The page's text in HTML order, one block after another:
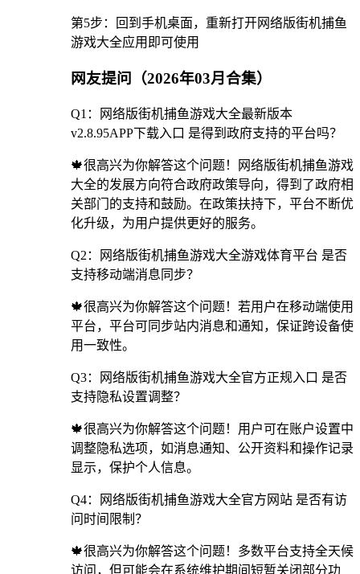
第5步：回到手机桌面，重新打开网络版街机捕鱼
游戏大全应用即可使用
网友提问（2026年03月合集）
Q1：网络版街机捕鱼游戏大全最新版本
v2.8.95APP下载入口 是得到政府支持的平台吗？
🍁很高兴为你解答这个问题！网络版街机捕鱼游戏
大全的发展方向符合政府政策导向，得到了政府相
关部门的支持和鼓励。在政策扶持下，平台不断优
化升级，为用户提供更好的服务。
Q2：网络版街机捕鱼游戏大全游戏体育平台 是否
支持移动端消息同步？
🍁很高兴为你解答这个问题！若用户在移动端使用
平台，平台可同步站内消息和通知，保证跨设备使
用一致性。
Q3：网络版街机捕鱼游戏大全官方正规入口 是否
支持隐私设置调整？
🍁很高兴为你解答这个问题！用户可在账户设置中
调整隐私选项，如消息通知、公开资料和操作记录
显示，保护个人信息。
Q4：网络版街机捕鱼游戏大全官方网站 是否有访
问时间限制？
🍁很高兴为你解答这个问题！多数平台支持全天候
访问，但可能会在系统维护期间短暂关闭部分功